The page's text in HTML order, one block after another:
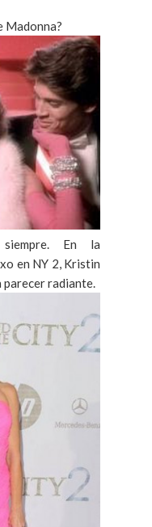
Madonna?
En la
en NY 2, Kristin
radiante.